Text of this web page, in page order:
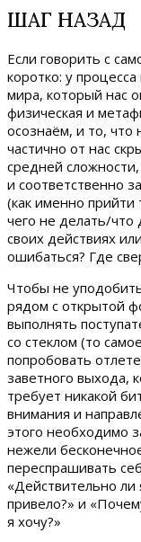
ШАГ НАЗАД
Если говорить с
коротко: у
мира, который нас
физическая и
осознаём, и то, что
частично от нас
средней
и соответственно
(как именно прийти
чего не делать/что
своих действиях
ошибаться? Где
Чтобы не
рядом с открытой
выполнять
со стеклом (то
попробовать
заветного выхода,
требует никакой
внимания и
этого необходимо
нежели
переспрашивать
«Действительно ли
привело?» и
я хочу?»